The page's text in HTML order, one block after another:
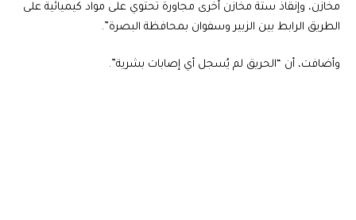
مخازن، وإنقاذ ستة مخازن أخرى مجاورة تحتوي على مواد كيميائية على
الطريق الرابط بين الزبير وسفوان بمحافظة البصرة”.
وأضافت، أن “الحريق لم يُسجل أي إصابات بشرية”.